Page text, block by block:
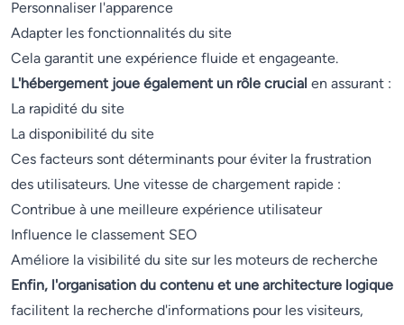
Personnaliser l'apparence
Adapter les fonctionnalités du site
Cela garantit une expérience fluide et engageante.
L'hébergement joue également un rôle crucial en assurant :
La rapidité du site
La disponibilité du site
Ces facteurs sont déterminants pour éviter la frustration
des utilisateurs. Une vitesse de chargement rapide :
Contribue à une meilleure expérience utilisateur
Influence le classement SEO
Améliore la visibilité du site sur les moteurs de recherche
Enfin, l'organisation du contenu et une architecture logique
facilitent la recherche d'informations pour les visiteurs,